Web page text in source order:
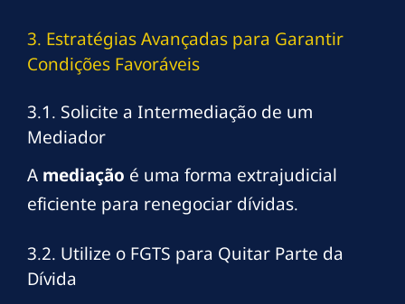
3. Estratégias Avançadas para Garantir
Condições Favoráveis
3.1. Solicite a Intermediação de um
Mediador
A mediação é uma forma extrajudicial
eficiente para renegociar dívidas.
3.2. Utilize o FGTS para Quitar Parte da
Dívida